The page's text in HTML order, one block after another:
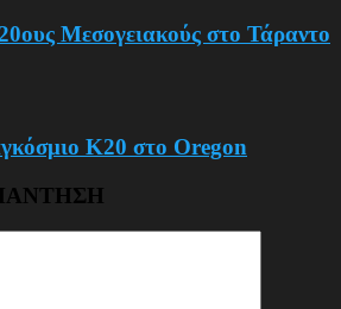
Μεσογειακούς στο Τάραντο
Κ20 στο Oregon